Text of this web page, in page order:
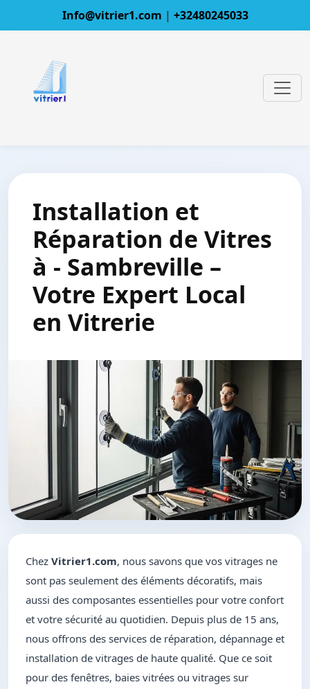
Info@vitrier1.com | +32480245033
Installation et
Réparation de Vitres
à - Sambreville –
Votre Expert Local
en Vitrerie
Chez Vitrier1.com, nous savons que vos vitrages ne
sont pas seulement des éléments décoratifs, mais
aussi des composantes essentielles pour votre confort
et votre sécurité au quotidien. Depuis plus de 15 ans,
nous offrons des services de réparation, dépannage et
installation de vitrages de haute qualité. Que ce soit
pour des fenêtres, baies vitrées ou vitrages sur